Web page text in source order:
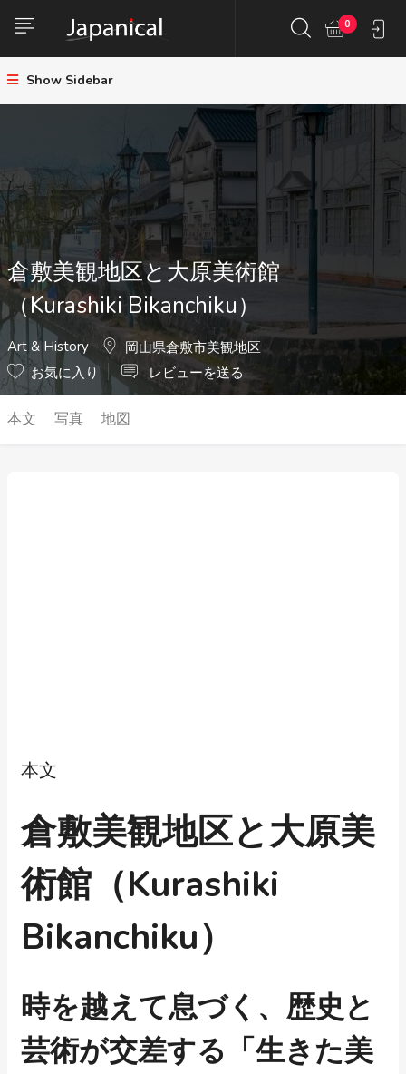
0
Show Sidebar
倉敷美観地区と大原美術館
（Kurashiki Bikanchiku）
Art & History
岡山県倉敷市美観地区
お気に入り
レビューを送る
本文 写真 地図
本文
倉敷美観地区と大原美
術館（Kurashiki
Bikanchiku）
時を越えて息づく、歴史と
芸術が交差する「生きた美